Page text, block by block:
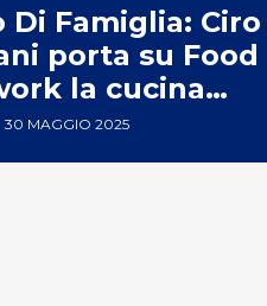
Di Famiglia: Ciro
porta su Food
la cucina
30 MAGGIO 2025